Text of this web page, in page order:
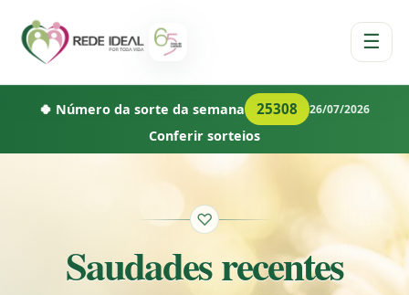
☰
🍀 Número da sorte da semana 25308 26/07/2026
Conferir sorteios
♡
Saudades recentes